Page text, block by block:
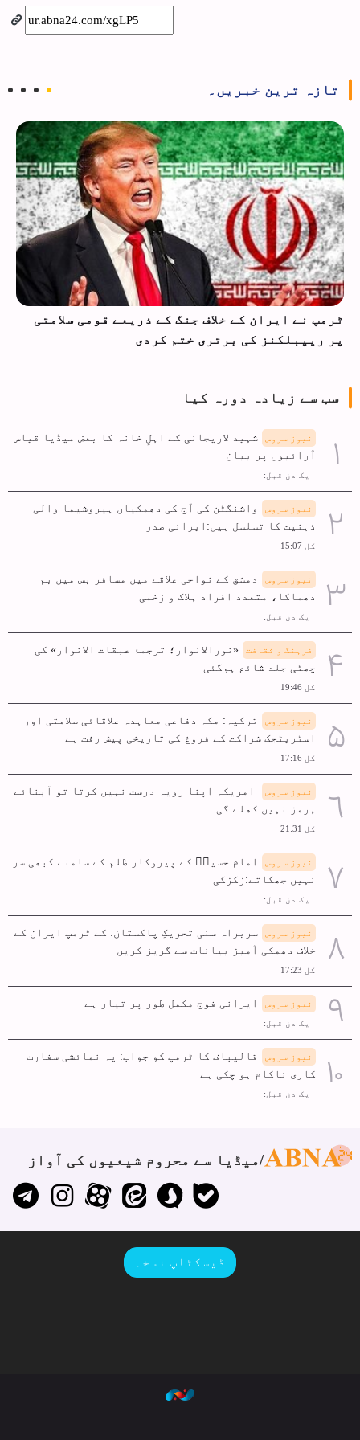
تازہ ترین خبریں۔
ٹرمپ نے ایران کے خلاف جنگ کے ذریعے قومی سلامتی
پر ریپبلکنز کی برتری ختم کردی
سب سے زیادہ دورہ کیا
نیوز سروس
شہید لاریجانی کے اہلِ خانہ کا بعض میڈیا قیاس
آرائیوں پر بیان
ایک دن قبل:
نیوز سروس
واشنگٹن کی آج کی دھمکیاں ہیروشیما والی
ذہنیت کا تسلسل ہیں:ایرانی صدر
کل 15:07
نیوز سروس
دمشق کے نواحی علاقے میں مسافر بس میں بم
دھماکا، متعدد افراد ہلاک و زخمی
ایک دن قبل:
فرہنگ و ثقافت
«نورالانوار؛ ترجمۂ عبقات الانوار» کی
چھٹی جلد شائع ہوگئی
کل 19:46
نیوز سروس
ترکیہ: مکہ دفاعی معاہدہ علاقائی سلامتی اور
اسٹریٹجک شراکت کے فروغ کی تاریخی پیش رفت ہے
کل 17:16
نیوز سروس
امریکہ اپنا رویہ درست نہیں کرتا تو آبنائے
ہرمز نہیں کھلے گی
کل 21:31
نیوز سروس
امام حسینؑ کے پیروکار ظلم کے سامنے کبھی سر
نہیں جھکاتے:زکزکی
ایک دن قبل:
نیوز سروس
سربراہ سنی تحریکِ پاکستان: کے ٹرمپ ایران کے
خلاف دھمکی آمیز بیانات سے گریز کریں
کل 17:23
نیوز سروس ایرانی فوج مکمل طور پر تیار ہے
ایک دن قبل:
نیوز سروس
قالیباف کا ٹرمپ کو جواب: یہ نمائشی سفارت
کاری ناکام ہو چکی ہے
ایک دن قبل:
میڈیا سے محروم شیعیوں کی آواز
ڈیسکٹاپ نسخہ